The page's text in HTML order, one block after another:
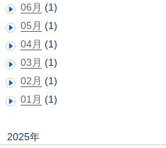
06月 (1)
05月 (1)
04月 (1)
03月 (1)
02月 (1)
01月 (1)
2025年